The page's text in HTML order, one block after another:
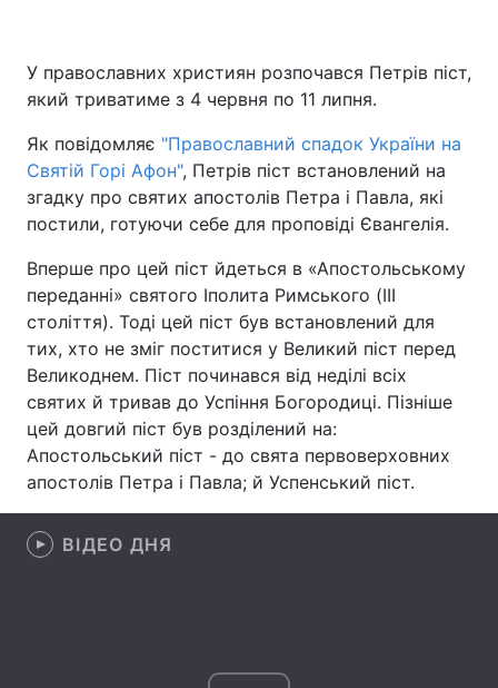
Україна Політика
Економіка
Спорт Наука
Техно і зв'язок Лайт
Зброя Інциденти
Здоров'я Туризм
Цікавинки
У православних християн розпочався Петрів піст,
який триватиме з 4 червня по 11 липня.
Як повідомляє "Православний спадок України на
Святій Горі Афон", Петрів піст встановлений на
згадку про святих апостолів Петра і Павла, які
постили, готуючи себе для проповіді Євангелія.
Вперше про цей піст йдеться в «Апостольському
переданні» святого Іполита Римського (III
століття). Тоді цей піст був встановлений для
тих, хто не зміг поститися у Великий піст перед
Великоднем. Піст починався від неділі всіх
святих й тривав до Успіння Богородиці. Пізніше
цей довгий піст був розділений на:
Апостольський піст - до свята первоверховних
апостолів Петра і Павла; й Успенський піст.
ВІДЕО ДНЯ